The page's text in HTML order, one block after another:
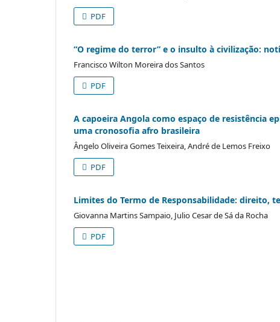
PDF
“O regime do terror” e o insulto à civilização:
Francisco Wilton Moreira dos Santos
PDF
A capoeira Angola como espaço de resistência
uma cronosofia afro brasileira
Ângelo Oliveira Gomes Teixeira, André de Lemos Freixo
PDF
Limites do Termo de Responsabilidade: direito,
Giovanna Martins Sampaio, Julio Cesar de Sá da Rocha
PDF